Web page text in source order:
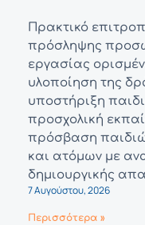
Πρακτικό
πρόσληψης
εργασίας
υλοποίηση της
υποστήριξη
προσχολική
πρόσβαση
και ατόμων με
δημιουργικής
7 Αυγούστου, 2026
Περισσότερα »